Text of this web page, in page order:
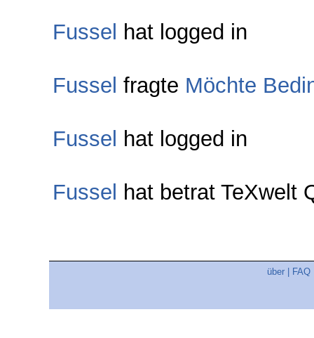
Fussel hat logged in
Fussel fragte Möchte
Fussel hat logged in
Fussel hat betrat TeXwelt
über FAQ